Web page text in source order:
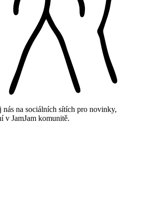
na sociálních sítích pro novinky,
v JamJam komunitě.